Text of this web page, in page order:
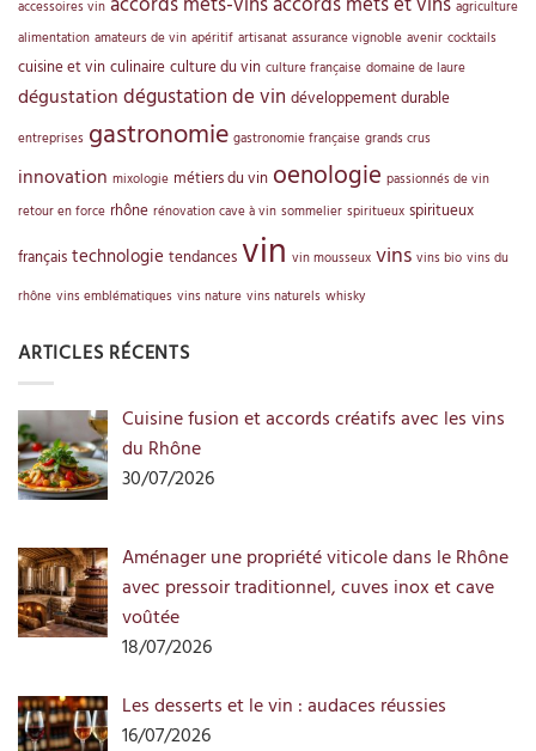
accessoires vin
agriculture
alimentation amateurs de vin apéritif artisanat assurance vignoble avenir cocktails
cuisine et vin culinaire culture du vin culture française domaine de laure
dégustation dégustation de vin développement durable
entreprises gastronomie gastronomie française grands crus
innovation mixologie métiers du vin oenologie passionnés de vin
retour en force rhône rénovation cave à vin sommelier spiritueux spiritueux
français technologie tendances vin vin mousseux vins vins bio vins du
rhône vins emblématiques vins nature vins naturels whisky
ARTICLES RÉCENTS
Cuisine fusion et accords créatifs avec les vins
du Rhône
30/07/2026
Aménager une propriété viticole dans le Rhône
avec pressoir traditionnel, cuves inox et cave
voûtée
18/07/2026
Les desserts et le vin : audaces réussies
16/07/2026